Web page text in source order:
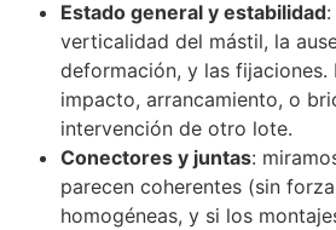
Estado general y estabilidad
verticalidad del mástil, la
deformación, y las fijaciones.
impacto, arrancamiento, o
intervención de otro lote.
Conectores y juntas:
parecen coherentes (sin
homogéneas, y si los